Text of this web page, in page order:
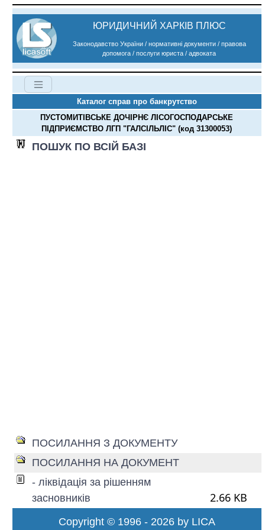
ЮРИДИЧНИЙ ХАРКІВ ПЛЮС
Законодавство України / нормативні документи / правова
допомога / послуги юриста / адвоката
Каталог справ про банкрутство
ПУСТОМИТІВСЬКЕ ДОЧІРНЄ ЛІСОГОСПОДАРСЬКЕ
ПІДПРИЄМСТВО ЛГП "ГАЛСІЛЬЛІС" (код 31300053)
ПОШУК ПО ВСІЙ БАЗІ
ПОСИЛАННЯ З ДОКУМЕНТУ
ПОСИЛАННЯ НА ДОКУМЕНТ
- ліквідація за рішенням
засновників
2.66 KB
Copyright © 1996 - 2026 by LICA